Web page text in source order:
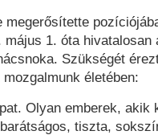
1. óta hivatalosan
Szükségét
életében:
Olyan emberek, akik
tiszta,